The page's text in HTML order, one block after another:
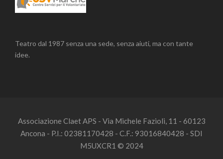
Teatro dal 1987 senza una sede, senza aiuti, ma con tante
idee.
Associazione Claet APS - Via Michele Fazioli, 11 - 60123
Ancona - P.I.: 02381170428 - C.F.: 93016840428 - SDI
M5UXCR1 © 2024